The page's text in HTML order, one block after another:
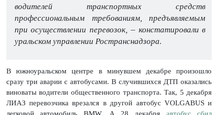
водителей транспортных средств
профессиональным требованиям, предъявляемым
при осуществлении перевозок, – констатировали в
уральском управлении Ространснадзора.
В южноуральском центре в минувшем декабре произошло
сразу три аварии с автобусами. В случившихся ДТП оказались
виноваты водители общественного транспорта. Так, 5 декабря
ЛИАЗ перевозчика врезался в другой автобус VOLGABUS и